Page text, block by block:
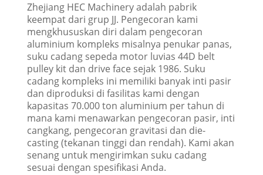
Zhejiang HEC Machinery adalah pabrik
keempat dari grup JJ. Pengecoran kami
mengkhususkan diri dalam pengecoran
aluminium kompleks misalnya penukar panas,
suku cadang sepeda motor luvias 44D belt
pulley kit dan drive face sejak 1986. Suku
cadang kompleks ini memiliki banyak inti pasir
dan diproduksi di fasilitas kami dengan
kapasitas 70.000 ton aluminium per tahun di
mana kami menawarkan pengecoran pasir, inti
cangkang, pengecoran gravitasi dan die-
casting (tekanan tinggi dan rendah). Kami akan
senang untuk mengirimkan suku cadang
sesuai dengan spesifikasi Anda.